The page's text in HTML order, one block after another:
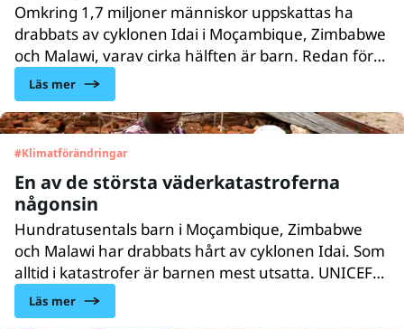
Omkring 1,7 miljoner människor uppskattas ha
drabbats av cyklonen Idai i Moçambique, Zimbabwe
och Malawi, varav cirka hälften är barn. Redan före
cyklonen var 1,5 miljoner människor hårt drabbade
av översvämningar. Läget är akut och behovet av
rent vatten är enormt.
Läs mer
#Klimatförändringar
En av de största väderkatastroferna
någonsin
Hundratusentals barn i Moçambique, Zimbabwe
och Malawi har drabbats hårt av cyklonen Idai. Som
alltid i katastrofer är barnen mest utsatta. UNICEF
finns på plats och kämpar för att hjälpa barnen och
deras familjer.
Läs mer